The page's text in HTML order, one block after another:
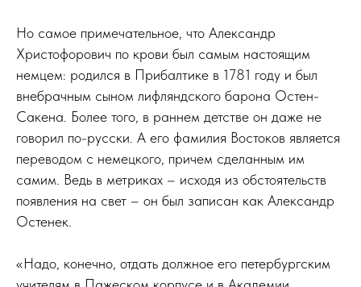
Но самое примечательное, что Александр
Христофорович по крови был самым настоящим
немцем: родился в Прибалтике в 1781 году и был
внебрачным сыном лифляндского барона Остен-
Сакена. Более того, в раннем детстве он даже не
говорил по-русски. А его фамилия Востоков является
переводом с немецкого, причем сделанным им
самим. Ведь в метриках – исходя из обстоятельств
появления на свет – он был записан как Александр
Остенек.
«Надо, конечно, отдать должное его петербургским